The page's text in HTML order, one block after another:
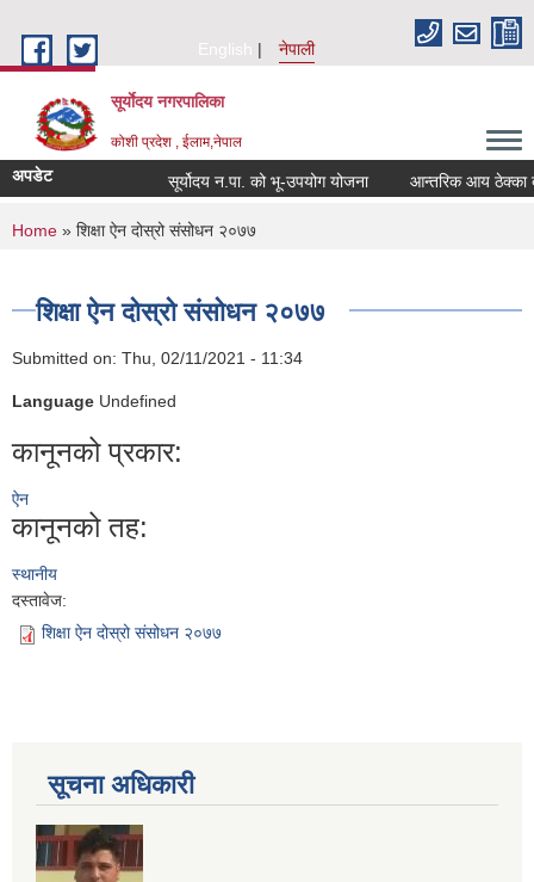
English
नेपाली
सूर्याेदय नगरपालिका
कोशी प्रदेश , ईलाम,नेपाल
अपडेट सूर्योदय न.पा. को भू-उपयोग योजना आन्तरिक आय ठेक्का
You are here
Home » शिक्षा ऐन दोस्रो संसोधन २०७७
शिक्षा ऐन दोस्रो संसोधन २०७७
Submitted on: Thu, 02/11/2021 - 11:34
Language Undefined
कानूनको प्रकार:
ऐन
कानूनको तह:
स्थानीय
दस्तावेज:
शिक्षा ऐन दोस्रो संसोधन २०७७
सूचना अधिकारी